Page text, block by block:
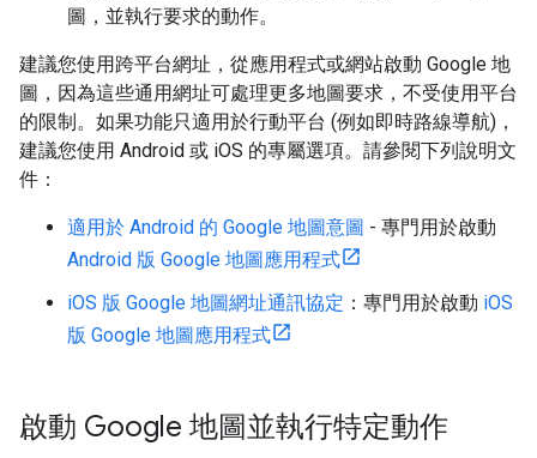
圖，並執行要求的動作。
建議您使用跨平台網址，從應用程式或網站啟動 Google 地
圖，因為這些通用網址可處理更多地圖要求，不受使用平台
的限制。如果功能只適用於行動平台 (例如即時路線導航)，
建議您使用 Android 或 iOS 的專屬選項。請參閱下列說明文
件：
適用於 Android 的 Google 地圖意圖 - 專門用於啟動
Android 版 Google 地圖應用程式
iOS 版 Google 地圖網址通訊協定 ：專門用於啟動 iOS
版 Google 地圖應用程式
啟動 Google 地圖並執行特定動作